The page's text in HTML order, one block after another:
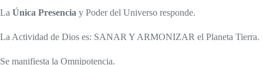
La Única Presencia y Poder del Universo responde.
La Actividad de Dios es: SANAR Y ARMONIZAR el Planeta Tierra.
Se manifiesta la Omnipotencia.